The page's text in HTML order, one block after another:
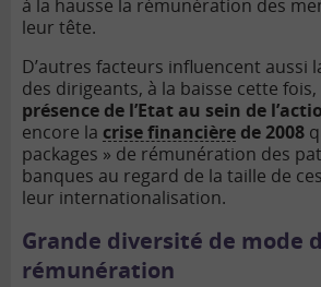
à la hausse la rémunération des
leur tête.
D’autres facteurs influencent aussi
des dirigeants, à la baisse cette
présence de l’Etat au sein de
encore la crise financière de 2008
packages » de rémunération des
banques au regard de la taille de
leur internationalisation.
Grande diversité de mode
rémunération